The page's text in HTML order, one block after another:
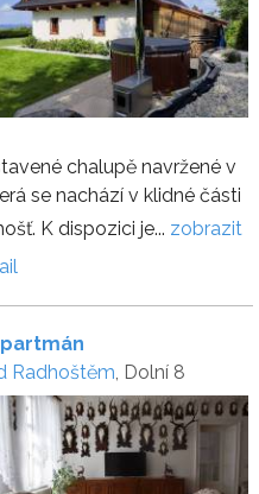
chalupě navržené v
se nachází v klidné části
K dispozici je... zobrazit
Radhoštěm, Dolní 8